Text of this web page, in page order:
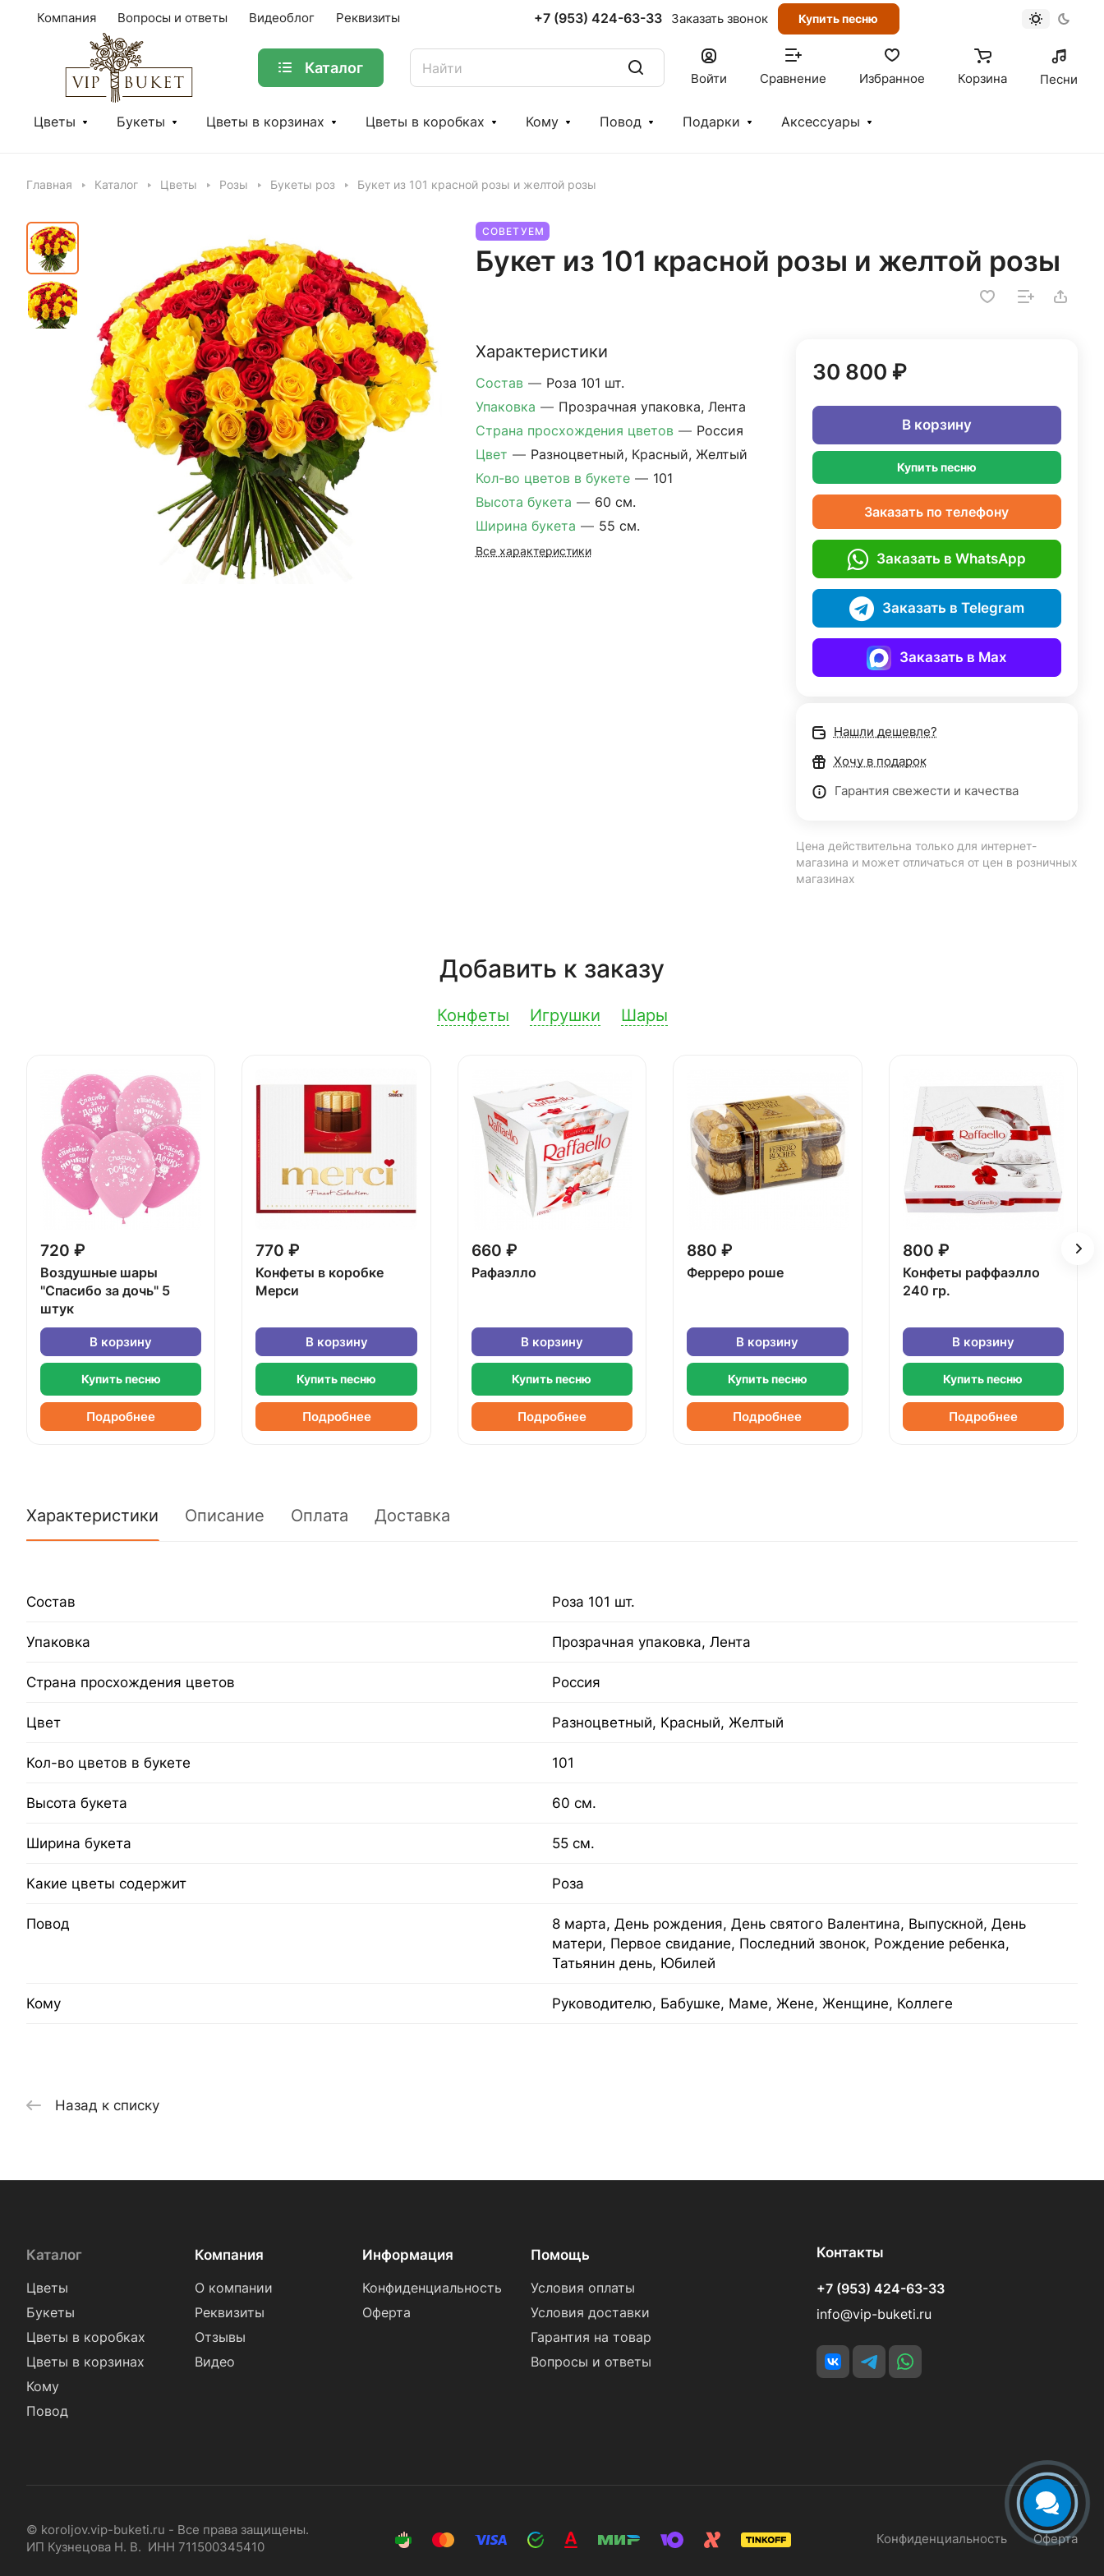
Компания Вопросы и ответы Видеоблог Реквизиты +7 (953) 424-63-33 Заказать звонок Купить песню
Каталог
Войти Сравнение Избранное Корзина Песни
Цветы Букеты Цветы в корзинах Цветы в коробках Кому Повод Подарки Аксессуары
Главная Каталог Цветы Розы Букеты роз Букет из 101 красной розы и желтой розы
СОВЕТУЕМ
Букет из 101 красной розы и желтой розы
Характеристики
Состав — Роза 101 шт.
Упаковка — Прозрачная упаковка, Лента
Страна просхождения цветов — Россия
Цвет — Разноцветный, Красный, Желтый
Кол-во цветов в букете — 101
Высота букета — 60 см.
Ширина букета — 55 см.
Все характеристики
30 800 ₽
В корзину
Купить песню
Заказать по телефону
Заказать в WhatsApp
Заказать в Telegram
Заказать в Max
Нашли дешевле?
Хочу в подарок
Гарантия свежести и качества
Цена действительна только для интернет-
магазина и может отличаться от цен в розничных
магазинах
Добавить к заказу
Конфеты Игрушки Шары
720 ₽
Воздушные шары
"Спасибо за дочь" 5
штук
В корзину
Купить песню
Подробнее
770 ₽
Конфеты в коробке
Мерси
В корзину
Купить песню
Подробнее
660 ₽
Рафаэлло
В корзину
Купить песню
Подробнее
880 ₽
Ферреро роше
В корзину
Купить песню
Подробнее
800 ₽
Конфеты раффаэлло
240 гр.
В корзину
Купить песню
Подробнее
Характеристики Описание Оплата Доставка
Состав Роза 101 шт.
Упаковка Прозрачная упаковка, Лента
Страна просхождения цветов Россия
Цвет Разноцветный, Красный, Желтый
Кол-во цветов в букете 101
Высота букета 60 см.
Ширина букета 55 см.
Какие цветы содержит Роза
Повод
8 марта, День рождения, День святого Валентина, Выпускной, День
матери, Первое свидание, Последний звонок, Рождение ребенка,
Татьянин день, Юбилей
Кому Руководителю, Бабушке, Маме, Жене, Женщине, Коллеге
Назад к списку
Каталог
Цветы
Букеты
Цветы в коробках
Цветы в корзинах
Кому
Повод
Компания
О компании
Реквизиты
Отзывы
Видео
Информация
Конфиденциальность
Оферта
Помощь
Условия оплаты
Условия доставки
Гарантия на товар
Вопросы и ответы
Контакты
+7 (953) 424-63-33
info@vip-buketi.ru
© koroljov.vip-buketi.ru - Все права защищены.
ИП Кузнецова Н. В. ИНН 711500345410
Конфиденциальность Оферта